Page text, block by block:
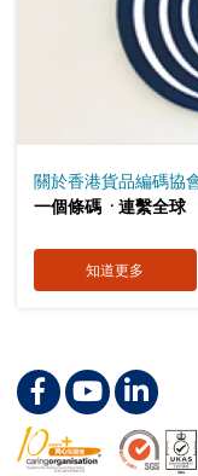
關於香港貨品編碼協
一個條碼 ． 連繫全球
知道更多